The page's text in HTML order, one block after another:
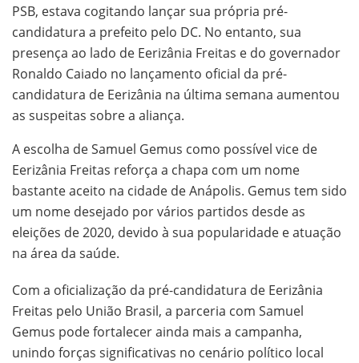
PSB, estava cogitando lançar sua própria pré-
candidatura a prefeito pelo DC. No entanto, sua
presença ao lado de Eerizânia Freitas e do governador
Ronaldo Caiado no lançamento oficial da pré-
candidatura de Eerizânia na última semana aumentou
as suspeitas sobre a aliança.
A escolha de Samuel Gemus como possível vice de
Eerizânia Freitas reforça a chapa com um nome
bastante aceito na cidade de Anápolis. Gemus tem sido
um nome desejado por vários partidos desde as
eleições de 2020, devido à sua popularidade e atuação
na área da saúde.
Com a oficialização da pré-candidatura de Eerizânia
Freitas pelo União Brasil, a parceria com Samuel
Gemus pode fortalecer ainda mais a campanha,
unindo forças significativas no cenário político local